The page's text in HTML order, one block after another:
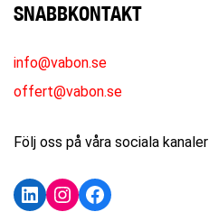
SNABBKONTAKT
info@vabon.se
offert@vabon.se
Följ oss på våra sociala kanaler
LinkedIn
Instagram
Facebook